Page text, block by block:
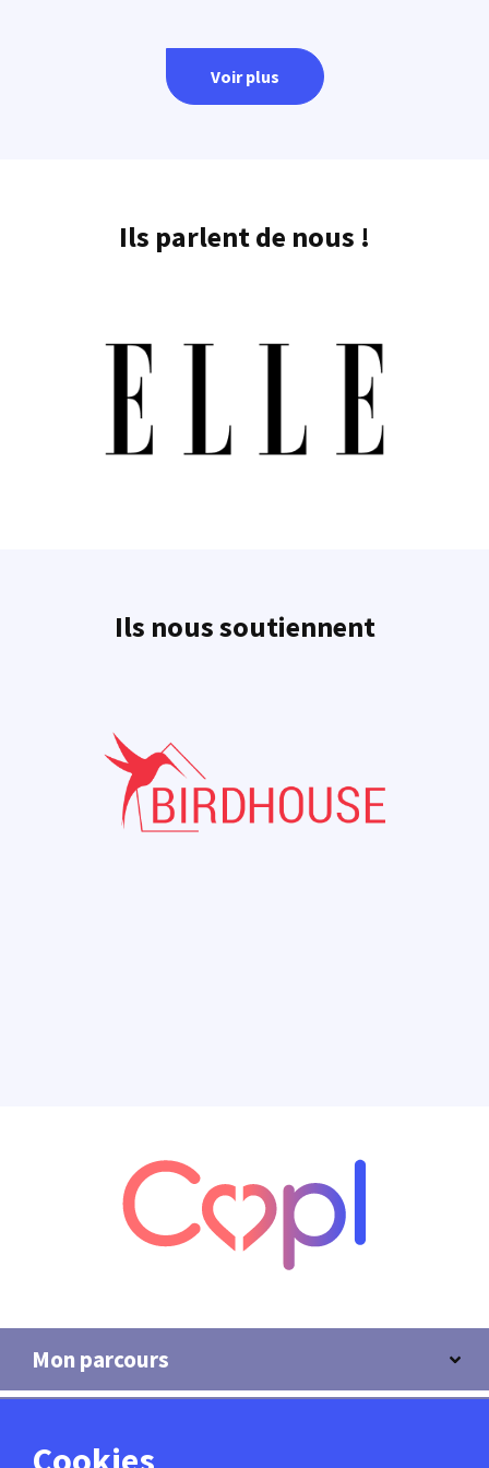
Voir plus
Ils parlent de nous !
Ils nous soutiennent
Mon parcours